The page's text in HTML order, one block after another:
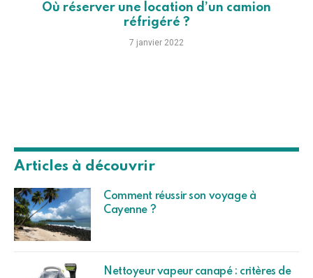
Où réserver une location d’un camion
réfrigéré ?
7 janvier 2022
Articles à découvrir
Comment réussir son voyage à
Cayenne ?
Nettoyeur vapeur canapé : critères de